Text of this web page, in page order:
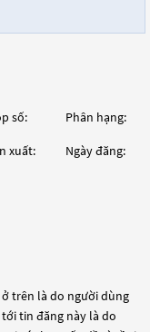
số: Phân hạng:
xuất: Ngày đăng:
trên là do người dùng
tin đăng này là do